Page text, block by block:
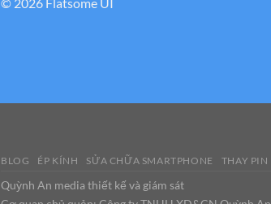
BLOG ÉP KÍNH SỬA CHỮA SMARTPHONE THAY PIN
Quỳnh An media thiết kế và giám sát